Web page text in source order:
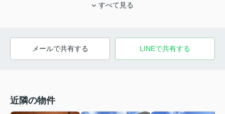
すべて見る
メールで共有する LINEで共有する
近隣の物件